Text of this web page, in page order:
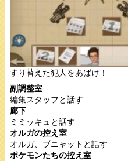
すり替えた犯人をあばけ！
副調整室
編集スタッフと話す
廊下
ミミッキュと話す
オルガの控え室
オルガ、ブニャットと話す
ポケモンたちの控え室